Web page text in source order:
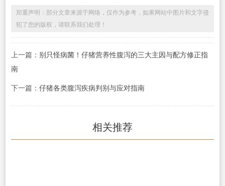
郑重声明：部分文章来源于网络，仅作为参考，如果网站中图片和文字侵
犯了您的版权，请联系我们处理！
上一篇： 别只怪病菌！仔猪营养性腹泻的三大主因与配方修正指
南
下一篇： 仔猪各类腹泻疾病判别与应对指南
相关推荐